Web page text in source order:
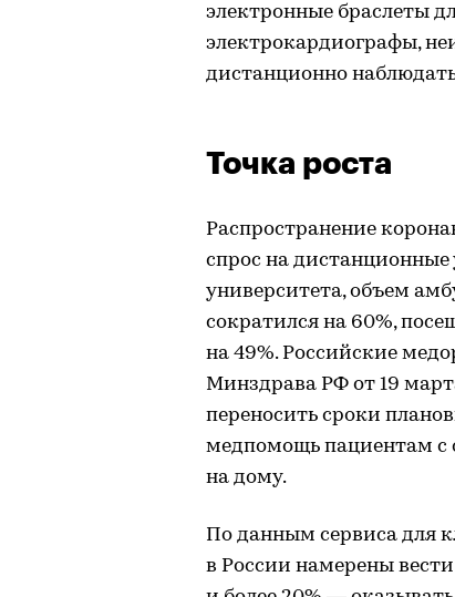
электронные браслеты
электрокардиографы,
дистанционно
Точка роста
Распространение
спрос на
университета, объем
сократился на 60%,
на 49%. Российские
Минздрава РФ от 19
переносить сроки
медпомощь пациентам
на дому.
По данным сервиса для
в России намерены